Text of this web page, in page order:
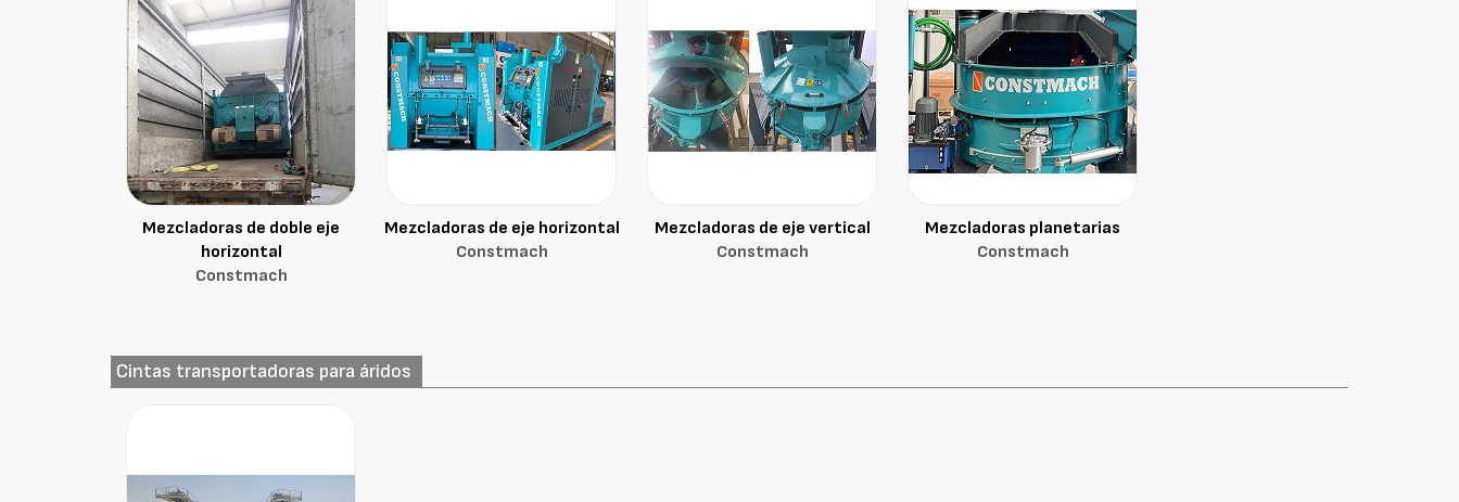
Mezcladoras de doble eje
horizontal
Constmach
Mezcladoras de eje horizontal
Constmach
Mezcladoras de eje vertical
Constmach
Mezcladoras planetarias
Constmach
Cintas transportadoras para áridos